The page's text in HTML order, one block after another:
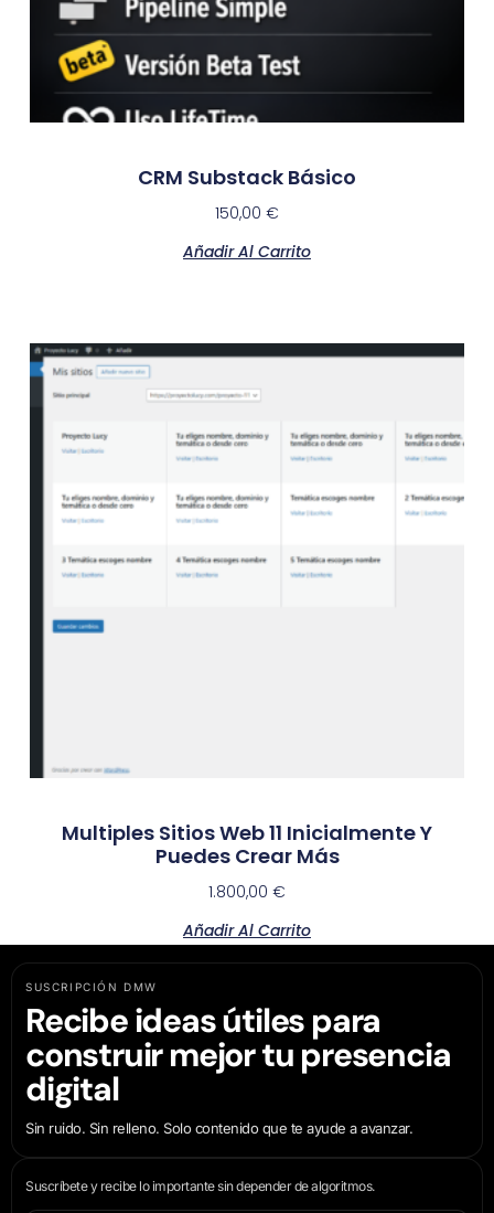
CRM Substack Básico
150,00 €
Añadir Al Carrito
Multiples Sitios Web 11 Inicialmente Y
Puedes Crear Más
1.800,00 €
Añadir Al Carrito
SUSCRIPCIÓN DMW
Recibe ideas útiles para
construir mejor tu presencia
digital
Sin ruido. Sin relleno. Solo contenido que te ayude a avanzar.
Suscríbete y recibe lo importante sin depender de algoritmos.